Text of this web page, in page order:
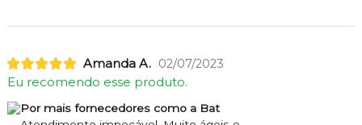
Amanda A. 02/07/2023
Eu recomendo esse produto.
Por mais fornecedores como a Bat